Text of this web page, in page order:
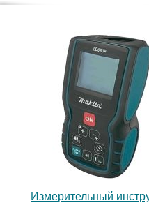
Измерительный